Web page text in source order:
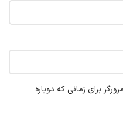
برای زمانی که دوباره